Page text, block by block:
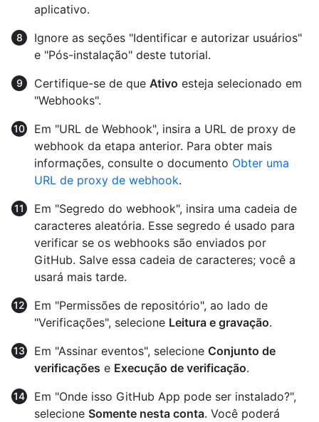
aplicativo.
Ignore as seções "Identificar e autorizar usuários"
e "Pós-instalação" deste tutorial.
Certifique-se de que Ativo esteja selecionado em
"Webhooks".
Em "URL de Webhook", insira a URL de proxy de
webhook da etapa anterior. Para obter mais
informações, consulte o documento Obter uma
URL de proxy de webhook.
Em "Segredo do webhook", insira uma cadeia de
caracteres aleatória. Esse segredo é usado para
verificar se os webhooks são enviados por
GitHub. Salve essa cadeia de caracteres; você a
usará mais tarde.
Em "Permissões de repositório", ao lado de
"Verificações", selecione Leitura e gravação.
Em "Assinar eventos", selecione Conjunto de
verificações e Execução de verificação.
Em "Onde isso GitHub App pode ser instalado?",
selecione Somente nesta conta. Você poderá